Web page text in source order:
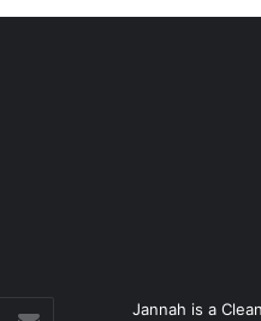
Jannah is a